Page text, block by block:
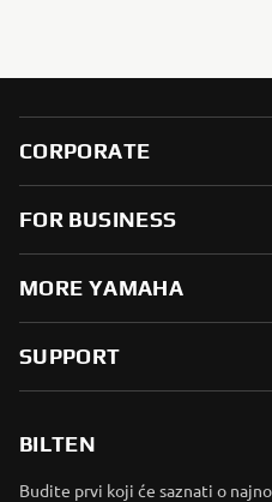
CORPORATE
FOR BUSINESS
MORE YAMAHA
SUPPORT
BILTEN
Budite prvi koji će saznati o